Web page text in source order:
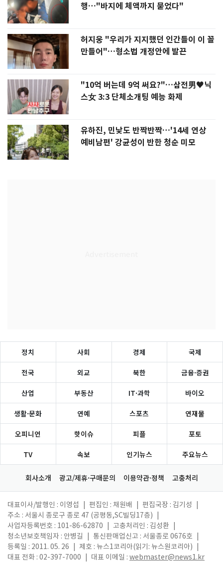
행…"바지에 체액까지 묻었다"
허지웅 "우리가 지지했던 인간들이 이 꼴
만들어"…형소법 개정안에 발끈
"10억 버는데 9억 써요?"…삼전男♥닉
스女 3:3 단체소개팅 예능 화제
유하진, 민낯도 반짝반짝…'14세 연상
예비남편' 강균성이 반한 청순 미모
정치 사회 경제 국제
전국 외교 북한 금융·증권
산업 부동산 IT·과학 바이오
생활·문화 연예 스포츠 연재물
오피니언 핫이슈 피플 포토
TV 속보 인기뉴스 주요뉴스
회사소개 광고/제휴·구매문의 이용약관·정책 고충처리
대표이사/발행인 : 이영섭 편집인 : 채원배 편집국장 : 김기성
주소 : 서울시 종로구 종로 47 (공평동,SC빌딩17층)
사업자등록번호 : 101-86-62870
고충처리인 : 김성환
청소년보호책임자 : 안병길
통신판매업신고 : 서울종로 0676호
등록일 : 2011. 05. 26
제호 : 뉴스1코리아(읽기: 뉴스원코리아)
대표 전화 : 02-397-7000
대표 이메일 : webmaster@news1.kr